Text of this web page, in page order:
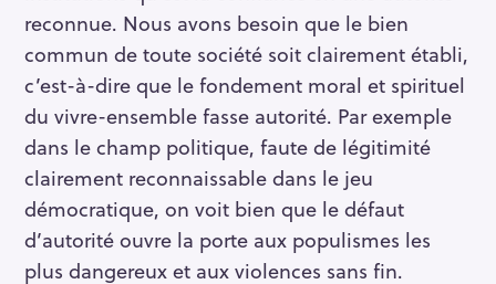
reconnue. Nous avons besoin que le bien
commun de toute société soit clairement établi,
c’est-à-dire que le fondement moral et spirituel
du vivre-ensemble fasse autorité. Par exemple
dans le champ politique, faute de légitimité
clairement reconnaissable dans le jeu
démocratique, on voit bien que le défaut
d’autorité ouvre la porte aux populismes les
plus dangereux et aux violences sans fin.